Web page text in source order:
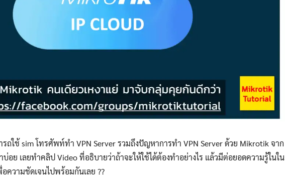
ถใช้ sim โทรศัพท์ทำ VPN Server รวมถึงปัญหาการทำ VPN Server ด้วย Mikrotik จาก
บ่อย เลยทำคลิป Video ที่อธิบายว่าถ้าจะให้ใช้ได้ต้องทำอย่างไร แล้วมีต่อยอดความรู้ในใน
ความชัดเจนไปพร้อมกันเลย ??